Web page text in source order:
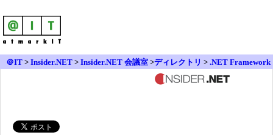
＠IT > Insider.NET > Insider.NET 会議室 >ディレクトリ > .NET Framework